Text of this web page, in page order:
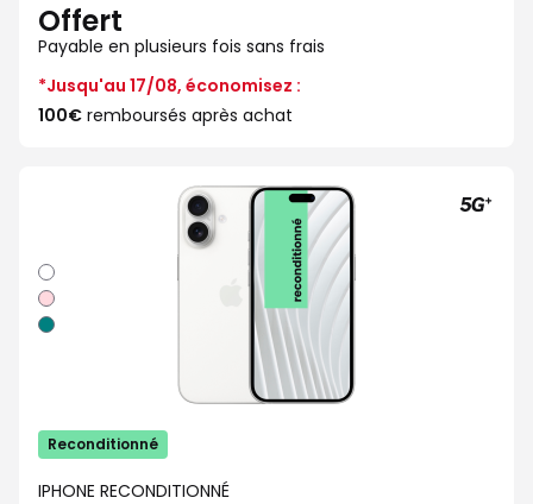
Offert
Payable en plusieurs fois sans frais
*Jusqu'au 17/08, économisez :
100€ remboursés après achat
Blanc
Rose
Sarcelle
Reconditionné
IPHONE RECONDITIONNÉ